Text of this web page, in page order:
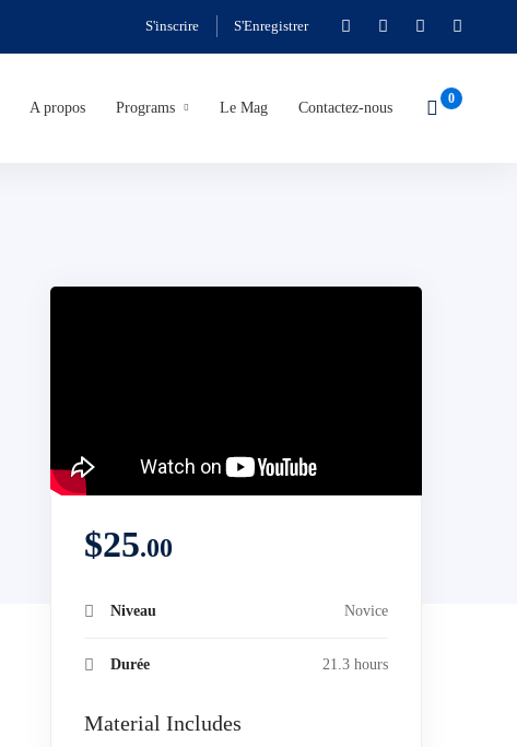
S'inscrire S'Enregistrer
A propos Programs Le Mag Contactez-nous
$25.00
Niveau Novice
Durée 21.3 hours
Material Includes